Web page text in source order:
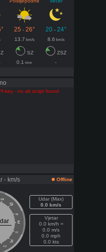
25 - 26° 20- 24°
13.7 km/s 8.6 km/s
SZ
ZSZ
0.1 mm
-
key - no alt script found
- km/s Offline
SSI
SI
ISI
E
IJI
JI
JJI
Udar (Max)
0.0 km/s
Vjetar
0.0 km/h =
0.0 m/s
0.0 mph
0.0 kts